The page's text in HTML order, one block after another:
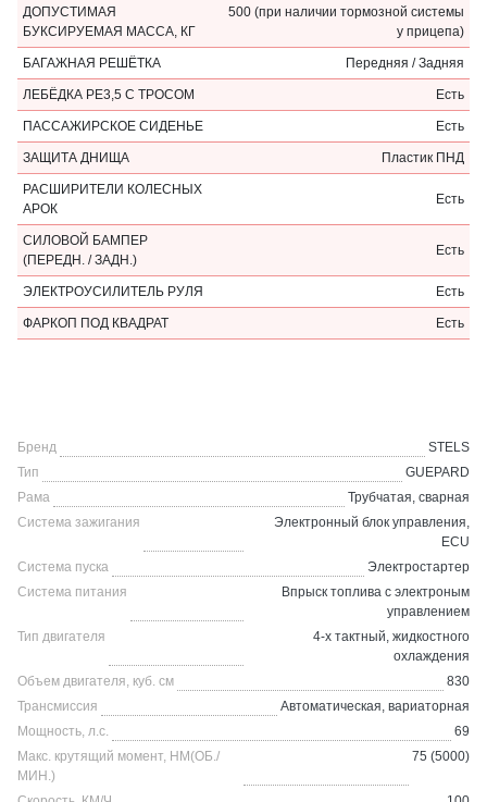
ДОПУСТИМАЯ
БУКСИРУЕМАЯ МАССА, КГ
500 (при наличии тормозной системы
у прицепа)
БАГАЖНАЯ РЕШЁТКА Передняя / Задняя
ЛЕБЁДКА PE3,5 С ТРОСОМ Есть
ПАССАЖИРСКОЕ СИДЕНЬЕ Есть
ЗАЩИТА ДНИЩА Пластик ПНД
РАСШИРИТЕЛИ КОЛЕСНЫХ
АРОК
Есть
СИЛОВОЙ БАМПЕР
(ПЕРЕДН. / ЗАДН.)
Есть
ЭЛЕКТРОУСИЛИТЕЛЬ РУЛЯ Есть
ФАРКОП ПОД КВАДРАТ Есть
Бренд
STELS
Тип
GUEPARD
Рама
Трубчатая, сварная
Система зажигания
Электронный блок управления,
ECU
Система пуска
Электростартер
Система питания
Впрыск топлива с электроным
управлением
Тип двигателя
4-х тактный, жидкостного
охлаждения
Объем двигателя, куб. см
830
Трансмиссия
Автоматическая, вариаторная
Мощность, л.с.
69
Макс. крутящий момент, НМ(ОБ./
МИН.)
75 (5000)